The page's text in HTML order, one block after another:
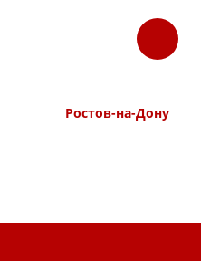
ЗАКАЗАТЬ
ЗВОНОК
Ростов-на-Дону